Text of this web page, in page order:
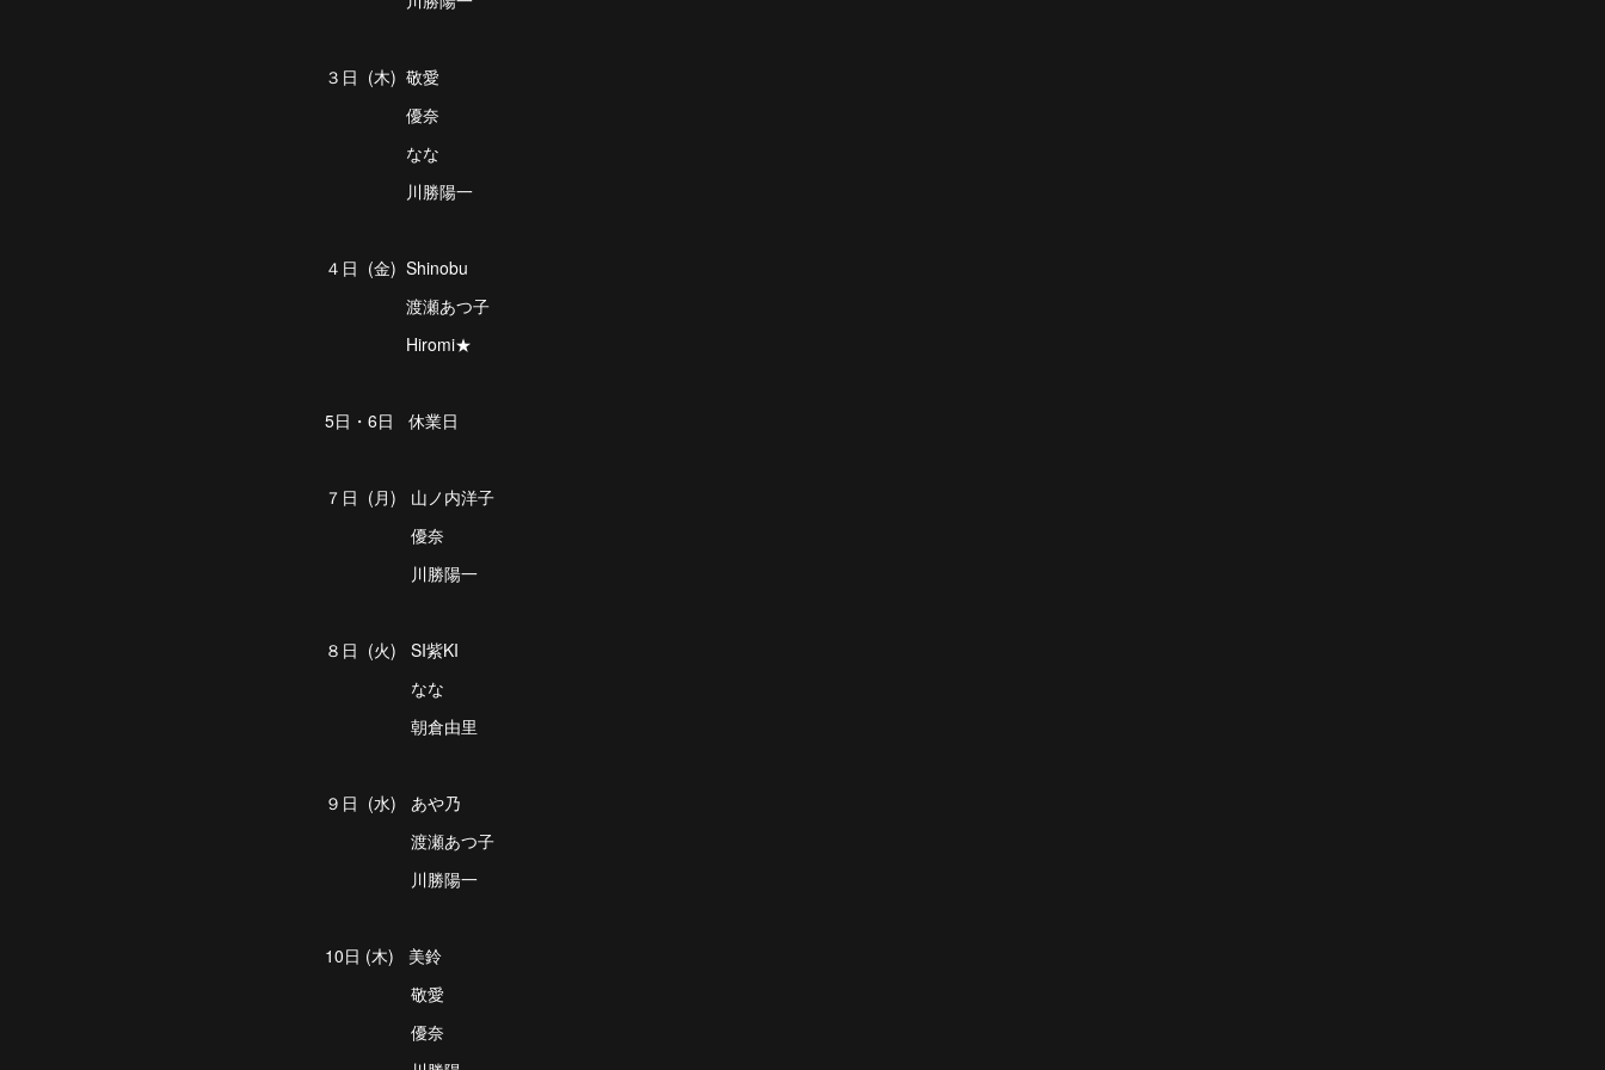
３日 (木) 敬愛
優奈
なな
川勝陽一
４日 (金) Shinobu
渡瀬あつ子
Hiromi★
5日・6日 休業日
７日 (月) 山ノ内洋子
優奈
川勝陽一
８日 (火) SI紫KI
なな
朝倉由里
９日 (水) あや乃
渡瀬あつ子
川勝陽一
10日 (木) 美鈴
敬愛
優奈